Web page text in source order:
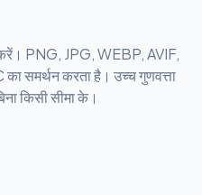
करें। PNG, JPG, WEBP, AVIF,
समर्थन करता है। उच्च गुणवत्ता
किसी सीमा के।